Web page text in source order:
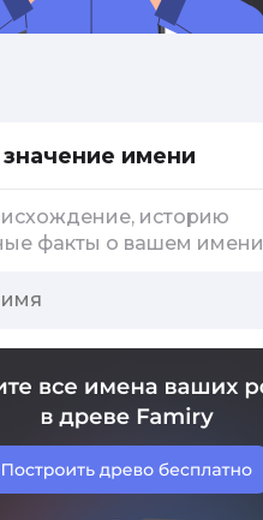
имени
историю
факты о вашем имени